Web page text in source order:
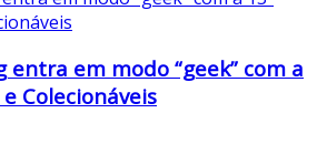
em modo “geek” com a
Colecionáveis